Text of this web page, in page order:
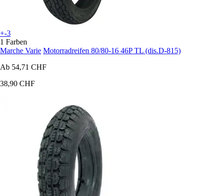
+-3
1 Farben
Marche Varie Motorradreifen 80/80-16 46P TL (dis.D-815)
Ab 54,71 CHF
38,90 CHF